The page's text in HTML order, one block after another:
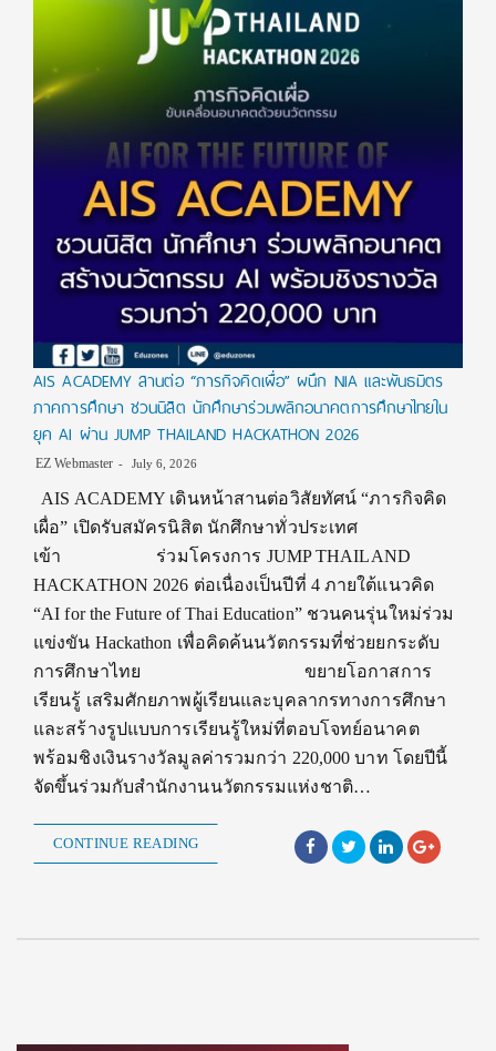
AIS ACADEMY สานต่อ “ภารกิจคิดเผื่อ” ผนึก NIA และพันธมิตร
ภาคการศึกษา ชวนนิสิต นักศึกษาร่วมพลิกอนาคตการศึกษาไทยใน
ยุค AI ผ่าน JUMP THAILAND HACKATHON 2026
EZ Webmaster July 6, 2026
AIS ACADEMY เดินหน้าสานต่อวิสัยทัศน์ “ภารกิจคิด
เผื่อ” เปิดรับสมัครนิสิต นักศึกษาทั่วประเทศ
เข้า ร่วมโครงการ JUMP THAILAND
HACKATHON 2026 ต่อเนื่องเป็นปีที่ 4 ภายใต้แนวคิด
“AI for the Future of Thai Education” ชวนคนรุ่นใหม่ร่วม
แข่งขัน Hackathon เพื่อคิดค้นนวัตกรรมที่ช่วยยกระดับ
การศึกษาไทย ขยายโอกาสการ
เรียนรู้ เสริมศักยภาพผู้เรียนและบุคลากรทางการศึกษา
และสร้างรูปแบบการเรียนรู้ใหม่ที่ตอบโจทย์อนาคต
พร้อมชิงเงินรางวัลมูลค่ารวมกว่า 220,000 บาท โดยปีนี้
จัดขึ้นร่วมกับสำนักงานนวัตกรรมแห่งชาติ…
CONTINUE READING